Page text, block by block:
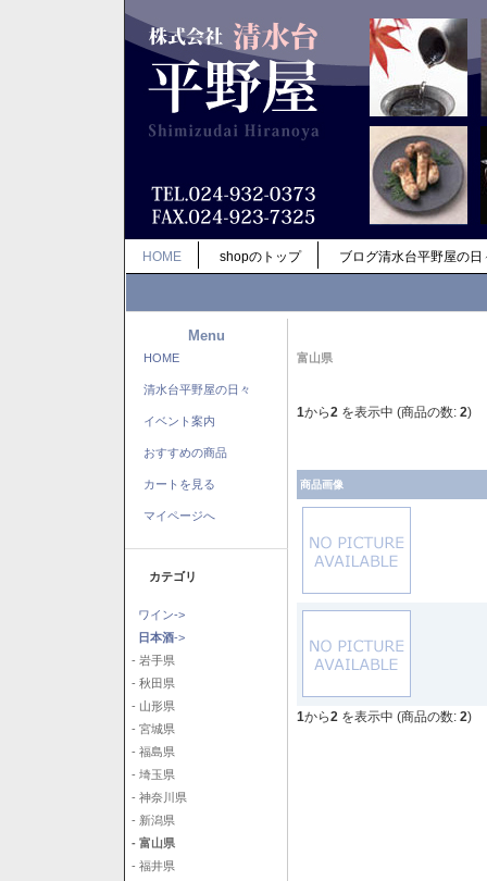
HOME shopのトップ ブログ清水台平野屋の日
Menu
HOME
清水台平野屋の日々
イベント案内
おすすめの商品
カートを見る
マイページへ
カテゴリ
ワイン->
日本酒->
- 岩手県
- 秋田県
- 山形県
- 宮城県
- 福島県
- 埼玉県
- 神奈川県
- 新潟県
- 富山県
- 福井県
富山県
1から2 を表示中 (商品の数: 2)
商品画像
1から2 を表示中 (商品の数: 2)